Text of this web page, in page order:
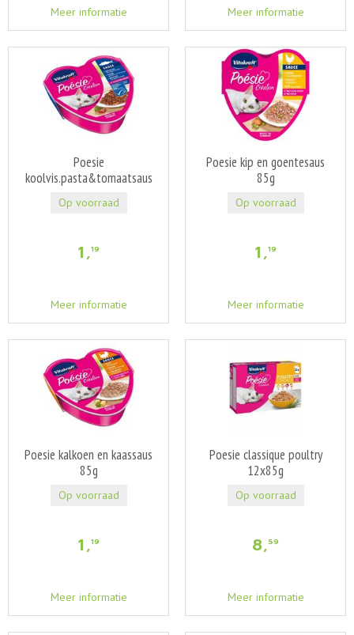
Meer informatie Meer informatie
Poesie
koolvis.pasta&tomaatsaus
1 ,19
Meer informatie
Op voorraad
Poesie kip en goentesaus
85g
1 ,19
Meer informatie
Op voorraad
Poesie kalkoen en kaassaus
85g
1 ,19
Meer informatie
Op voorraad
Poesie classique poultry
12x85g
8,59
Meer informatie
Op voorraad